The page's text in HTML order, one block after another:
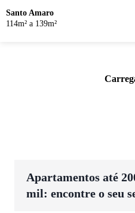
Santo Amaro
114m² a 139m²
Apartamentos até
mil: encontre o seu